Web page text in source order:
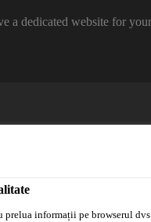
a dedicated website for
prelua informații pe browserul